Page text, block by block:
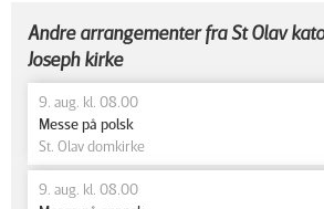
Andre arrangementer fra St Olav
Joseph kirke
9. aug. kl. 08.00
Messe på polsk
St. Olav domkirke
9. aug. kl. 08.00